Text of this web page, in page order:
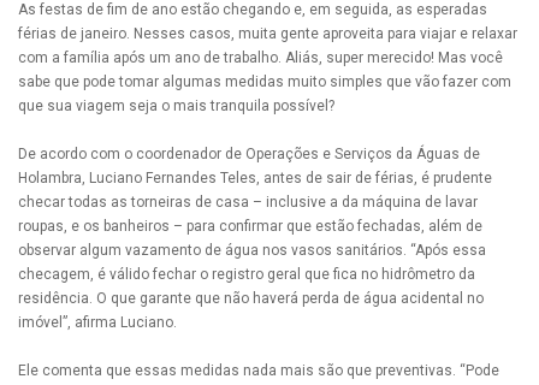
As festas de fim de ano estão chegando e, em seguida, as esperadas
férias de janeiro. Nesses casos, muita gente aproveita para viajar e relaxar
com a família após um ano de trabalho. Aliás, super merecido! Mas você
sabe que pode tomar algumas medidas muito simples que vão fazer com
que sua viagem seja o mais tranquila possível?
De acordo com o coordenador de Operações e Serviços da Águas de
Holambra, Luciano Fernandes Teles, antes de sair de férias, é prudente
checar todas as torneiras de casa – inclusive a da máquina de lavar
roupas, e os banheiros – para confirmar que estão fechadas, além de
observar algum vazamento de água nos vasos sanitários. “Após essa
checagem, é válido fechar o registro geral que fica no hidrômetro da
residência. O que garante que não haverá perda de água acidental no
imóvel”, afirma Luciano.
Ele comenta que essas medidas nada mais são que preventivas. “Pode